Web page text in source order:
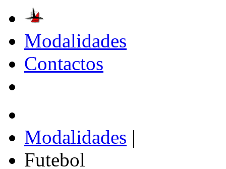
Modalidades
Contactos
Modalidades |
Futebol